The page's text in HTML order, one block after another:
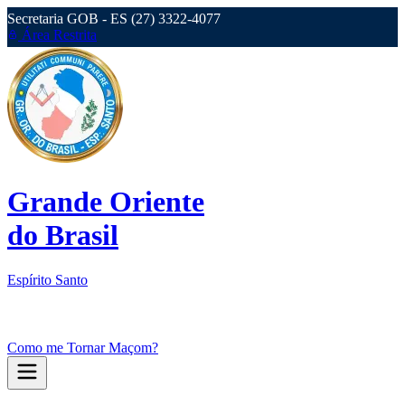
Secretaria GOB - ES (27) 3322-4077
Área Restrita
Grande Oriente
do Brasil
Espírito Santo
Como me Tornar Maçom?